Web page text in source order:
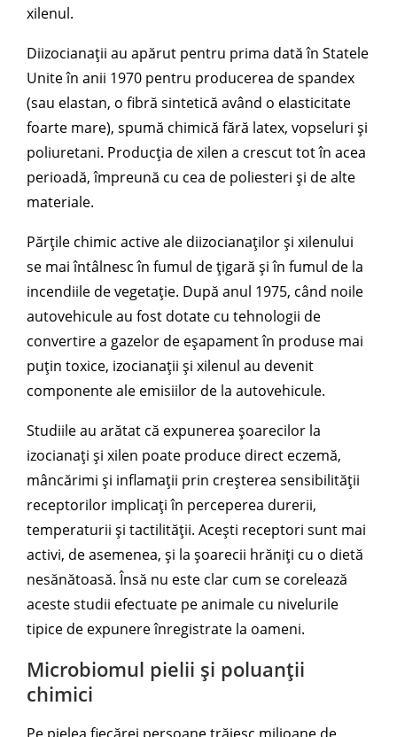
xilenul.
Diizocianații au apărut pentru prima dată în Statele
Unite în anii 1970 pentru producerea de spandex
(sau elastan, o fibră sintetică având o elasticitate
foarte mare), spumă chimică fără latex, vopseluri și
poliuretani. Producția de xilen a crescut tot în acea
perioadă, împreună cu cea de poliesteri și de alte
materiale.
Părțile chimic active ale diizocianaților și xilenului
se mai întâlnesc în fumul de țigară și în fumul de la
incendiile de vegetație. După anul 1975, când noile
autovehicule au fost dotate cu tehnologii de
convertire a gazelor de eșapament în produse mai
puțin toxice, izocianații și xilenul au devenit
componente ale emisiilor de la autovehicule.
Studiile au arătat că expunerea șoarecilor la
izocianați și xilen poate produce direct eczemă,
mâncărimi și inflamații prin creșterea sensibilității
receptorilor implicați în perceperea durerii,
temperaturii și tactilității. Acești receptori sunt mai
activi, de asemenea, și la șoarecii hrăniți cu o dietă
nesănătoasă. Însă nu este clar cum se corelează
aceste studii efectuate pe animale cu nivelurile
tipice de expunere înregistrate la oameni.
Microbiomul pielii și poluanții
chimici